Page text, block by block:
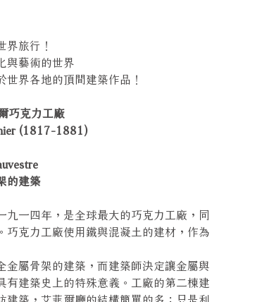
旅行！
與藝術的世界
界各地的頂間建築作品！
巧克力工廠
(1817-1881)
的建築
一四年，是全球最大的巧克力工廠，同
克力工廠使用鐵與混凝土的建材，作為
屬骨架的建築，而建築師決定讓金屬與
建築史上的特殊意義。工廠的第二棟建
築，艾菲爾廳的結構簡單的多：只是利